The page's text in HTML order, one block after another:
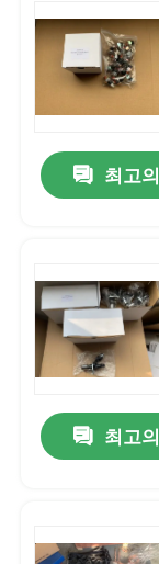
동영상
공장 투어
연락처
뉴스
견적 요청
최고
최고